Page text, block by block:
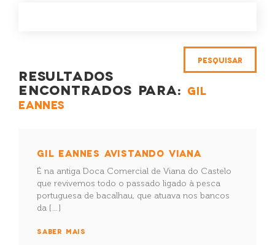
RESULTADOS
ENCONTRADOS PARA: GIL
EANNES
GIL EANNES AVISTANDO VIANA
É na antiga Doca Comercial de Viana do Castelo
que revivemos todo o passado ligado à pesca
portuguesa de bacalhau, que atuava nos bancos
da […]
SABER MAIS